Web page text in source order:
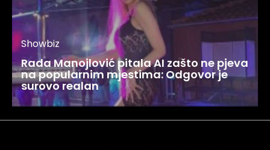
Showbiz
Rada Manojlović pitala AI zašto ne pjeva
na popularnim mjestima: Odgovor je
surovo realan